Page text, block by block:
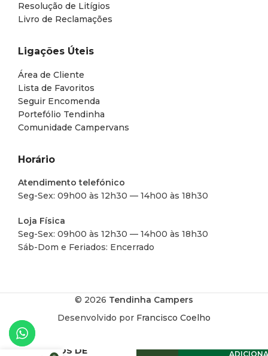
Resolução de Litígios
Livro de Reclamações
Ligações Úteis
Área de Cliente
Lista de Favoritos
Seguir Encomenda
Portefólio Tendinha
Comunidade Campervans
Horário
Atendimento telefónico
Seg-Sex: 09h00 às 12h30 — 14h00 às 18h30
Loja Física
Seg-Sex: 09h00 às 12h30 — 14h00 às 18h30
Sáb-Dom e Feriados: Encerrado
© 2026 Tendinha Campers
Desenvolvido por Francisco Coelho
CABOS DE